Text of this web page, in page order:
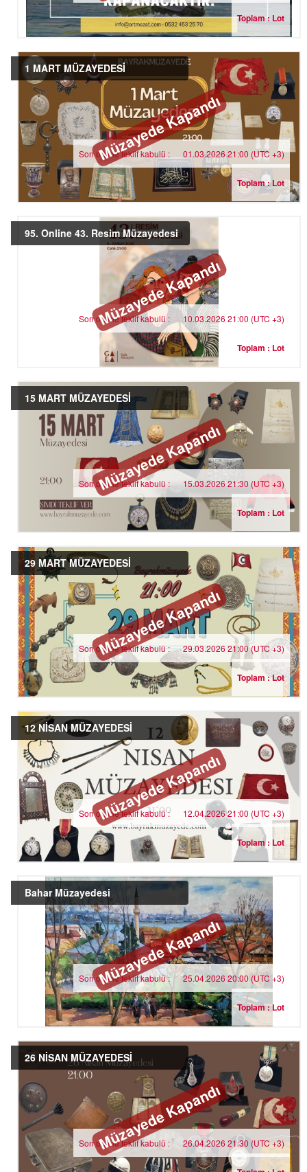
Toplam : Lot
1 MART MÜZAYEDESİ
Müzayede Kapandı
Son online teklif kabulü : 01.03.2026 21:00 (UTC +3)
Toplam : Lot
95. Online 43. Resim Müzayedesi
Müzayede Kapandı
Son online teklif kabulü : 10.03.2026 21:00 (UTC +3)
Toplam : Lot
15 MART MÜZAYEDESİ
Müzayede Kapandı
Son online teklif kabulü : 15.03.2026 21:30 (UTC +3)
Toplam : Lot
29 MART MÜZAYEDESİ
Müzayede Kapandı
Son online teklif kabulü : 29.03.2026 21:00 (UTC +3)
Toplam : Lot
12 NİSAN MÜZAYEDESİ
Müzayede Kapandı
Son online teklif kabulü : 12.04.2026 21:00 (UTC +3)
Toplam : Lot
Bahar Müzayedesi
Müzayede Kapandı
Son online teklif kabulü : 25.04.2026 20:00 (UTC +3)
Toplam : Lot
26 NİSAN MÜZAYEDESİ
Müzayede Kapandı
Son online teklif kabulü : 26.04.2026 21:30 (UTC +3)